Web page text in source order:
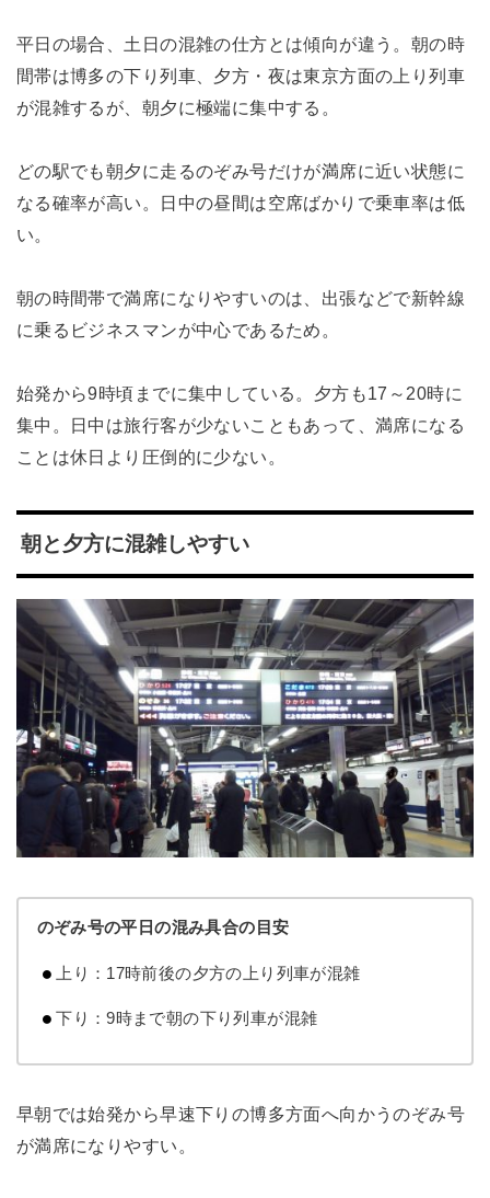
平日の場合、土日の混雑の仕方とは傾向が違う。朝の時
間帯は博多の下り列車、夕方・夜は東京方面の上り列車
が混雑するが、朝夕に極端に集中する。
どの駅でも朝夕に走るのぞみ号だけが満席に近い状態に
なる確率が高い。日中の昼間は空席ばかりで乗車率は低
い。
朝の時間帯で満席になりやすいのは、出張などで新幹線
に乗るビジネスマンが中心であるため。
始発から9時頃までに集中している。夕方も17～20時に
集中。日中は旅行客が少ないこともあって、満席になる
ことは休日より圧倒的に少ない。
朝と夕方に混雑しやすい
のぞみ号の平日の混み具合の目安
上り：17時前後の夕方の上り列車が混雑
下り：9時まで朝の下り列車が混雑
早朝では始発から早速下りの博多方面へ向かうのぞみ号
が満席になりやすい。